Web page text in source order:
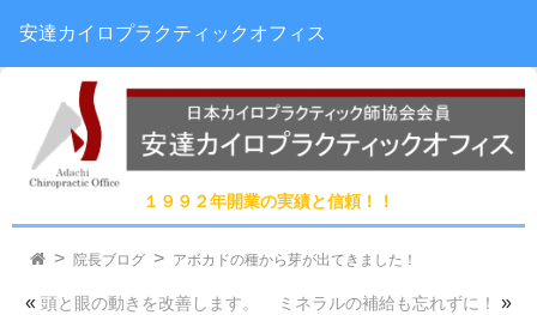
１９９２年開業の実績と信頼！！
安達カイロプラクティックオフィス
院長ブログ アボカドの種から芽が出てきました！
« 頭と眼の動きを改善します。 ミネラルの補給も忘れずに！ »